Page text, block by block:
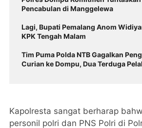
Pencabulan di Manggelewa
Lagi, Bupati Pemalang Anom
KPK Tengah Malam
Tim Puma Polda NTB Gagalkan
Curian ke Dompu, Dua Terduga
Kapolresta sangat berharap
personil polri dan PNS Polri di